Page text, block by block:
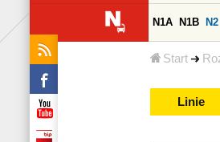
Start
N1A N1B N2
Linie